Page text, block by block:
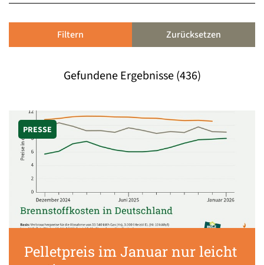
Filtern Zurücksetzen
Gefundene Ergebnisse (436)
PRESSE
Pelletpreis im Januar nur leicht